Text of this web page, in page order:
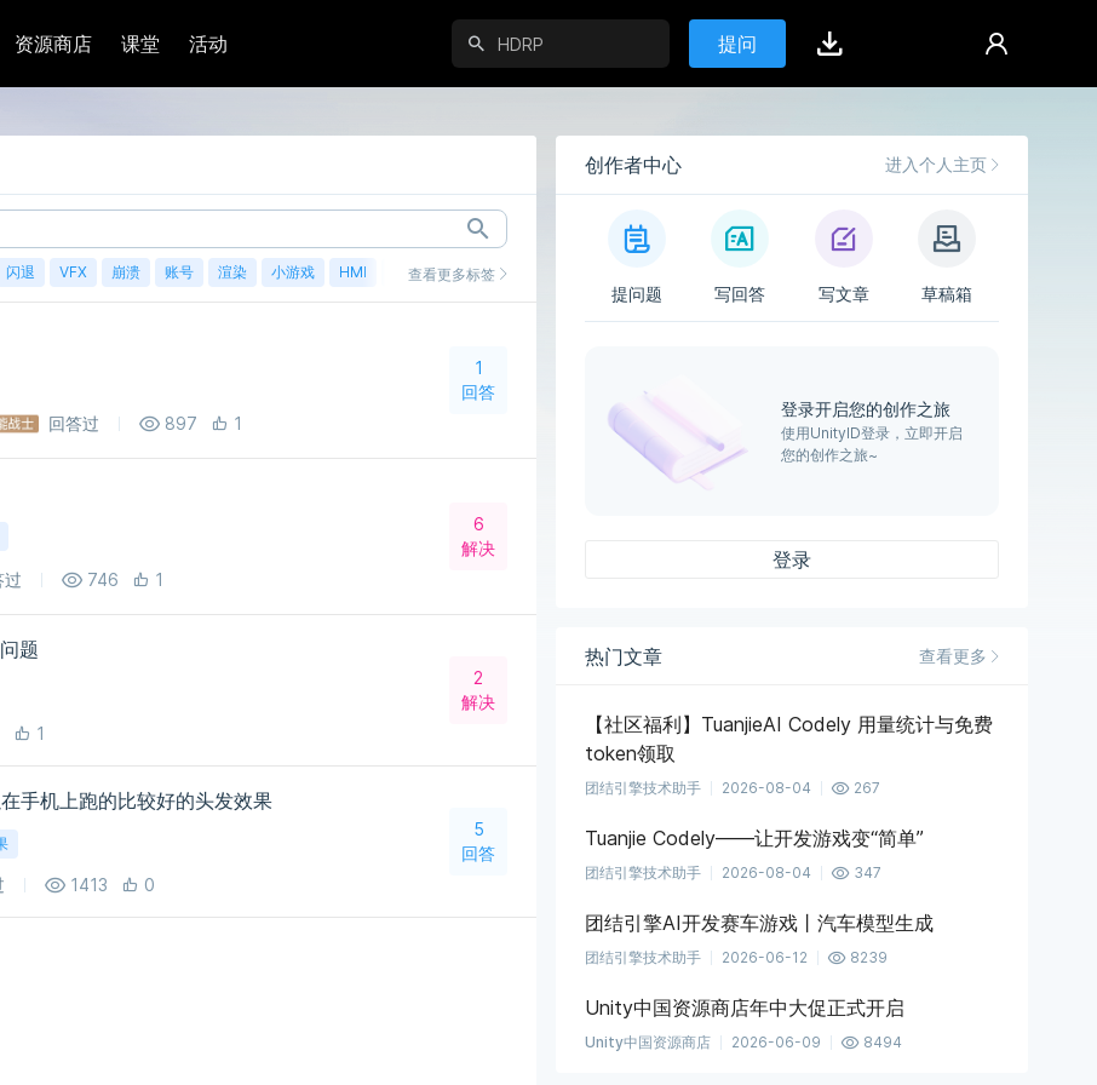
资源商店 课堂 活动 提问
闪退 VFX 崩溃 账号 渲染 小游戏 HMI 鸿蒙查看更多标签
回答过 897 1
1
回答
过 746 1
6
解决
题
1
2
解决
手机上跑的比较好的头发效果
1413 0
5
回答
创作者中心 进入个人主页
提问题 写回答 写文章 草稿箱
登录开启您的创作之旅
使用UnityID登录，立即开启
您的创作之旅~
登录
热门文章 查看更多
【社区福利】TuanjieAI Codely 用量统计与免费
token领取
团结引擎技术助手 2026-08-04 267
Tuanjie Codely——让开发游戏变“简单”
团结引擎技术助手 2026-08-04 347
团结引擎AI开发赛车游戏丨汽车模型生成
团结引擎技术助手 2026-06-12 8239
Unity中国资源商店年中大促正式开启
Unity中国资源商店 2026-06-09 8494